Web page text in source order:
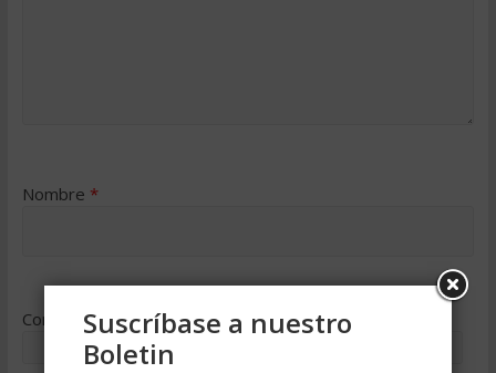
Nombre *
Correo electrónico*
Suscríbase a nuestro
Boletin